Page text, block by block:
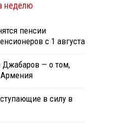
неделю
пенсии
с 1 августа
— о том,
в силу в